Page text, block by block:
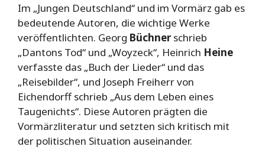
Im „Jungen Deutschland“ und im Vormärz gab es
bedeutende Autoren, die wichtige Werke
veröffentlichten. Georg Büchnerschrieb
„Dantons Tod“ und „Woyzeck“, Heinrich Heine
verfasste das „Buch der Lieder“ und das
„Reisebilder“, und Joseph Freiherr von
Eichendorff schrieb „Aus dem Leben eines
Taugenichts“. Diese Autoren prägten die
Vormärzliteratur und setzten sich kritisch mit
der politischen Situation auseinander.